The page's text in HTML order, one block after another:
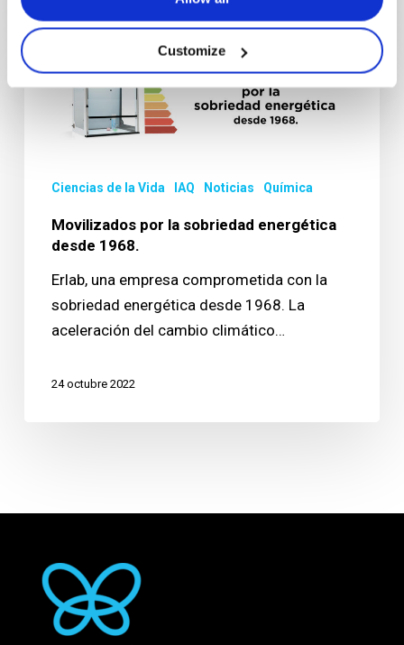
Customize
Movilizados
por
sobriedad
Ciencias de la Vida IAQ Noticias Química
Movilizados por la sobriedad energética
desde 1968.
Erlab, una empresa comprometida con la
sobriedad energética desde 1968. La
aceleración del cambio climático…
24 octubre 2022